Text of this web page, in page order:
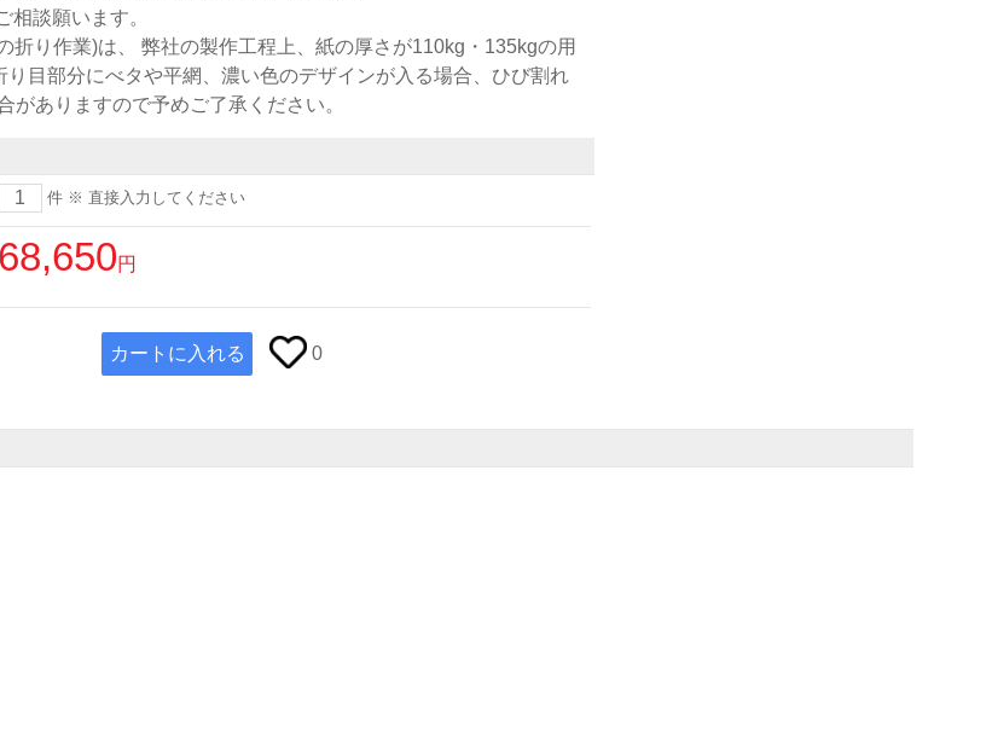
相談願います。
折り作業)は、 弊社の製作工程上、紙の厚さが110kg・135kgの用
り目部分にべタや平網、濃い色のデザインが入る場合、ひび割れ
がありますので予めご了承ください。
件 ※ 直接入力してください
68,650円
カートに入れる 0